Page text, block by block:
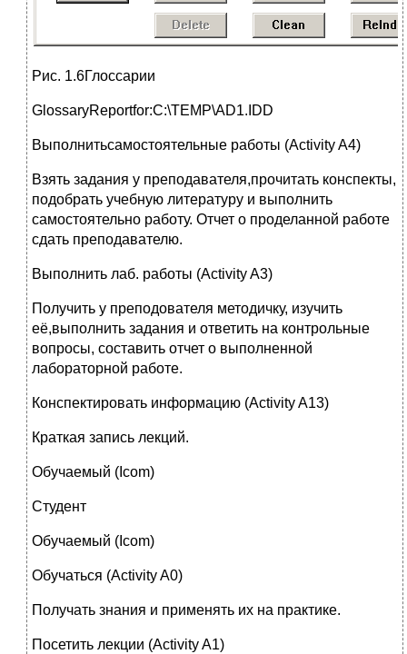
Рис. 1.6Глоссарии
GlossaryReportfor:C:\TEMP\AD1.IDD
Выполнитьсамостоятельные работы (Activity A4)
Взять задания у преподавателя,прочитать конспекты,
подобрать учебную литературу и выполнить
самостоятельно работу. Отчет о проделанной работе
сдать преподавателю.
Выполнить лаб. работы (Activity A3)
Получить у преподователя методичку, изучить
её,выполнить задания и ответить на контрольные
вопросы, составить отчет о выполненной
лабораторной работе.
Конспектировать информацию (Activity A13)
Краткая запись лекций.
Обучаемый (Icom)
Студент
Обучаемый (Icom)
Обучаться (Activity A0)
Получать знания и применять их на практике.
Посетить лекции (Activity A1)